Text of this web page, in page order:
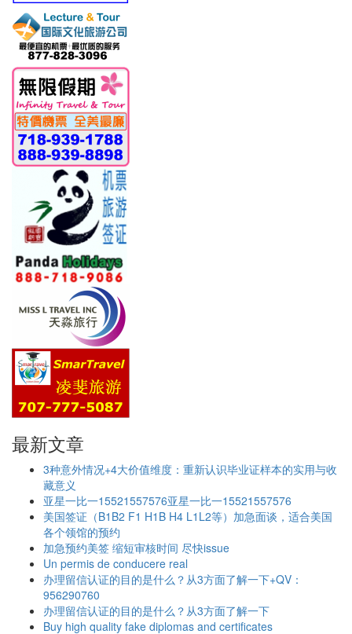
最新文章
3种意外情况+4大价值维度：重新认识毕业证样本的实用与收
藏意义
亚星一比一15521557576亚星一比一15521557576
美国签证（B1B2 F1 H1B H4 L1L2等）加急面谈，适合美国
各个领馆的预约
加急预约美签 缩短审核时间 尽快issue
Un permis de conducere real
办理留信认证的目的是什么？从3方面了解一下+QV：
956290760
办理留信认证的目的是什么？从3方面了解一下
Buy high quality fake diplomas and certificates